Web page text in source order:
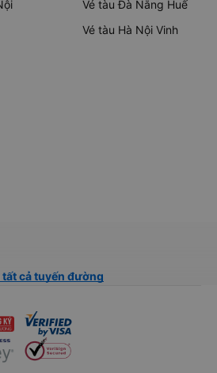
Vé tàu Đà Nẵng Huế
Vé tàu Hà Nội Vinh
tất cả tuyến đường